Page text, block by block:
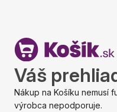
Váš
Nákup na Košíku nemusí
výrobca nepodporuje.